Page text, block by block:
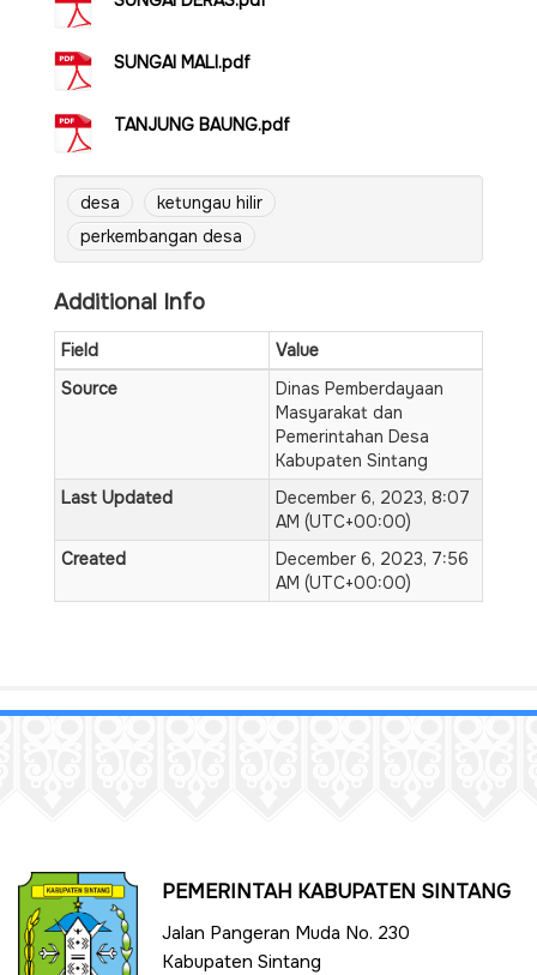
SUNGAI MALI.pdf
TANJUNG BAUNG.pdf
desa
ketungau hilir
perkembangan desa
Additional Info
Field
Value
Source
Dinas Pemberdayaan
Masyarakat dan
Pemerintahan Desa
Kabupaten Sintang
Last Updated
December 6, 2023, 8:07
AM (UTC+00:00)
Created
December 6, 2023, 7:56
AM (UTC+00:00)
PEMERINTAH KABUPATEN SINTANG
Jalan Pangeran Muda No. 230
Kabupaten Sintang